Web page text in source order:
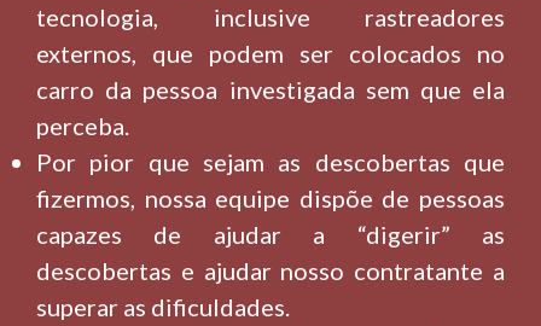
tecnologia, inclusive rastreadores
externos, que podem ser colocados no
carro da pessoa investigada sem que ela
perceba.
Por pior que sejam as descobertas que
fizermos, nossa equipe dispõe de pessoas
capazes de ajudar a “digerir” as
descobertas e ajudar nosso contratante a
superar as dificuldades.